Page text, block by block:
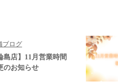
ブログ
島店】11月営業時間
のお知らせ